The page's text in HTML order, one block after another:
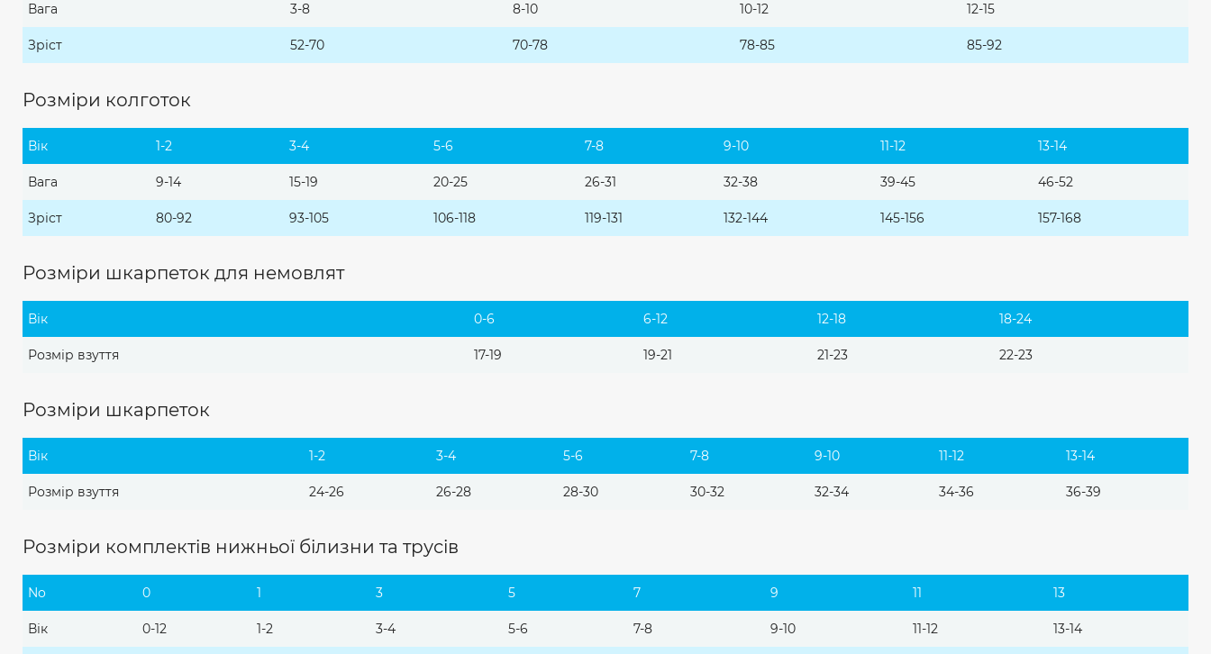
Вага 3-8 8-10 10-12 12-15
Зріст 52-70 70-78 78-85 85-92
Розміри колготок
Вік 1-2 3-4 5-6 7-8 9-10 11-12 13-14
Вага 9-14 15-19 20-25 26-31 32-38 39-45 46-52
Зріст 80-92 93-105 106-118 119-131 132-144 145-156 157-168
Розміри шкарпеток для немовлят
Вік 0-6 6-12 12-18 18-24
Розмір взуття 17-19 19-21 21-23 22-23
Розміри шкарпеток
Вік 1-2 3-4 5-6 7-8 9-10 11-12 13-14
Розмір взуття 24-26 26-28 28-30 30-32 32-34 34-36 36-39
Розміри комплектів нижньої білизни та трусів
No 0 1 3 5 7 9 11 13
Вік 0-12 1-2 3-4 5-6 7-8 9-10 11-12 13-14